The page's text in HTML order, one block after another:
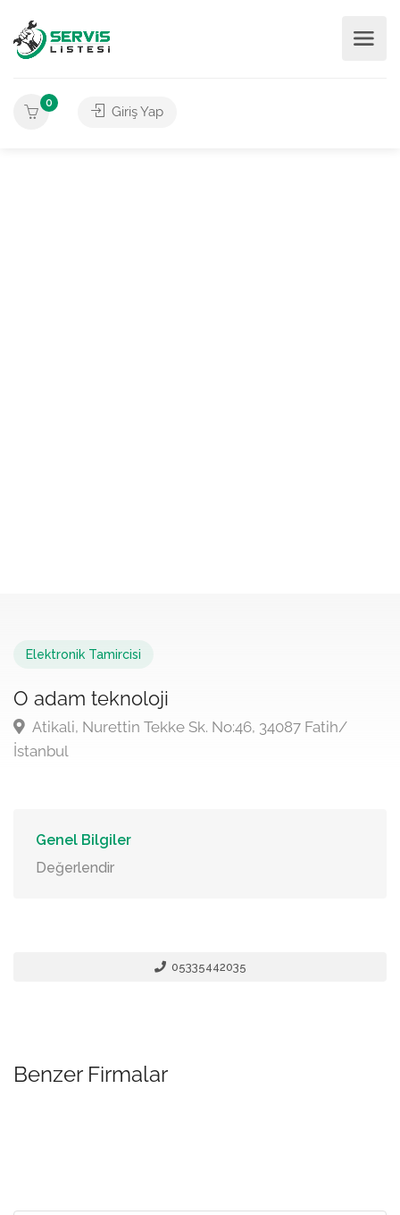
0
Giriş Yap
Elektronik Tamircisi
O adam teknoloji
Atikali, Nurettin Tekke Sk. No:46, 34087 Fatih/
İstanbul
Genel Bilgiler
Değerlendir
05335442035
Benzer Firmalar